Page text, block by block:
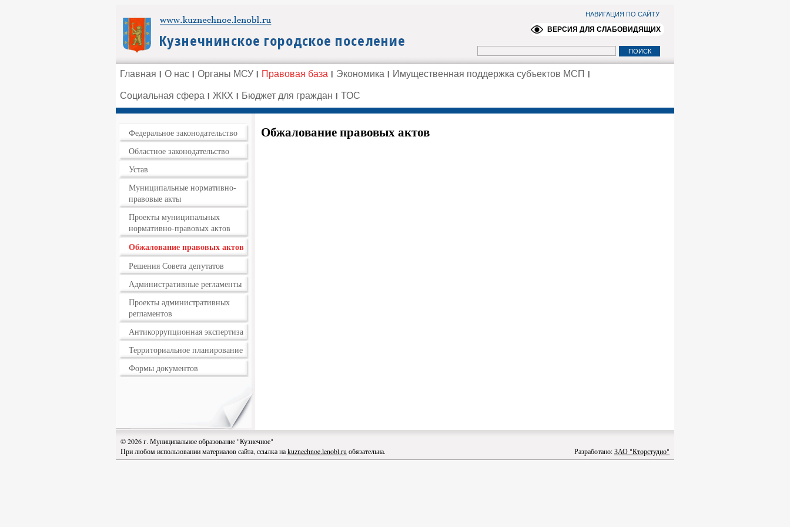
НАВИГАЦИЯ ПО САЙТУ
ВЕРСИЯ ДЛЯ СЛАБОВИДЯЩИХ
Главная О нас Органы МСУ Правовая база Экономика Имущественная поддержка субъектов МСП
Социальная сфера ЖКХ Бюджет для граждан ТОС
Федеральное законодательство
Областное законодательство
Устав
Муниципальные нормативно-
правовые акты
Проекты муниципальных
нормативно-правовых актов
Обжалование правовых актов
Решения Совета депутатов
Административные регламенты
Проекты административных
регламентов
Антикоррупционная экспертиза
Территориальное планирование
Формы документов
Обжалование правовых актов
© 2026 г. Муниципальное образование "Кузнечное"
Разработано:ЗАО "Кторстудио"
При любом использовании материалов сайта, ссылка наkuznechnoe.lenobl.ru обязательна.